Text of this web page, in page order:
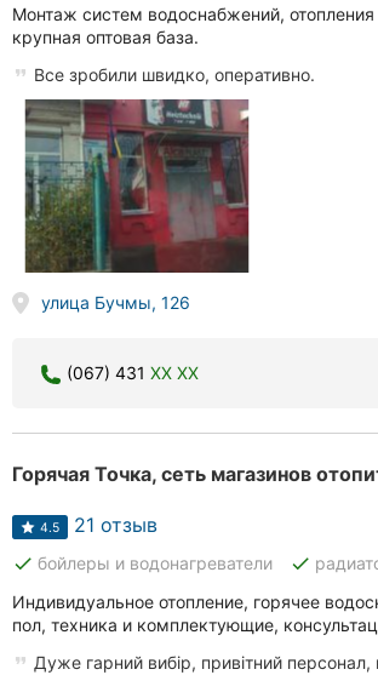
Монтаж систем водоснабжений, отопления
крупная оптовая база.
Все зробили швидко, оперативно.
улица Бучмы, 126
(067) 431 XX XX
4.5 21 отзыв
done бойлеры и водонагреватели done
Индивидуальное отопление, горячее
пол, техника и комплектующие,
Дуже гарний вибір, привітний персонал,